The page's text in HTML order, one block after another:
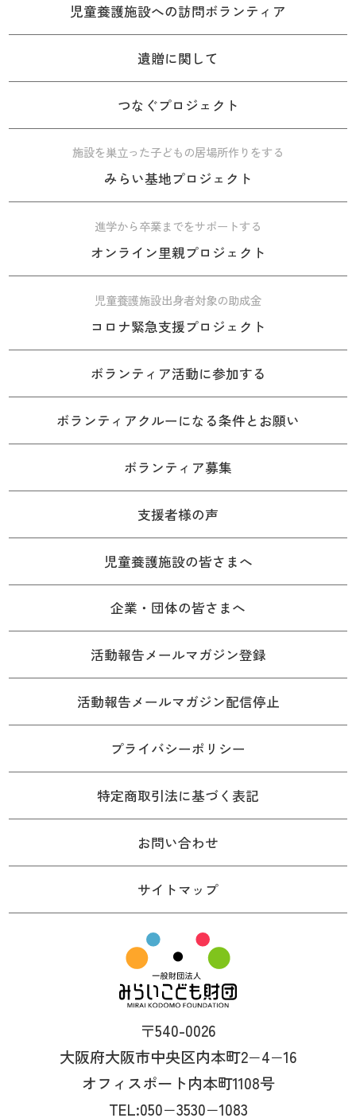
児童養護施設への訪問ボランティア
遺贈に関して
つなぐプロジェクト
施設を巣立った子どもの居場所作りをする
みらい基地プロジェクト
進学から卒業までをサポートする
オンライン里親プロジェクト
児童養護施設出身者対象の助成金
コロナ緊急支援プロジェクト
ボランティア活動に参加する
ボランティアクルーになる条件とお願い
ボランティア募集
支援者様の声
児童養護施設の皆さまへ
企業・団体の皆さまへ
活動報告メールマガジン登録
活動報告メールマガジン配信停止
プライバシーポリシー
特定商取引法に基づく表記
お問い合わせ
サイトマップ
〒540-0026
大阪府大阪市中央区内本町2−4−16
オフィスポート内本町1108号
TEL:050−3530−1083